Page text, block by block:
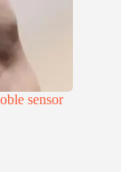
sensor